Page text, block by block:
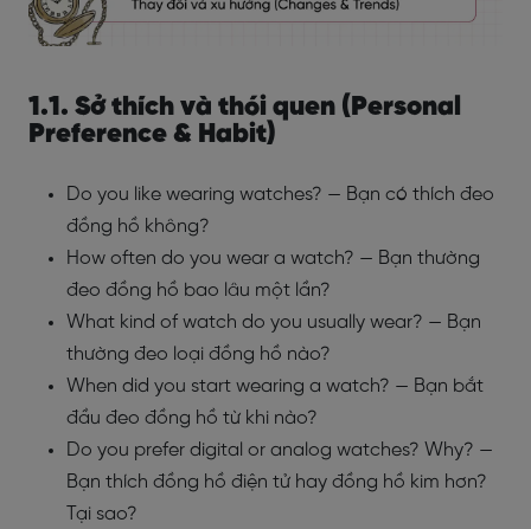
1.1. Sở thích và thói quen (Personal
Preference & Habit)
Do you like wearing watches? — Bạn có thích đeo
đồng hồ không?
How often do you wear a watch? — Bạn thường
đeo đồng hồ bao lâu một lần?
What kind of watch do you usually wear? — Bạn
thường đeo loại đồng hồ nào?
When did you start wearing a watch? — Bạn bắt
đầu đeo đồng hồ từ khi nào?
Do you prefer digital or analog watches? Why? —
Bạn thích đồng hồ điện tử hay đồng hồ kim hơn?
Tại sao?